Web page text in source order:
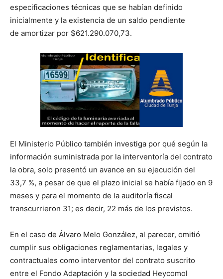
especificaciones técnicas que se habían definido
inicialmente y la existencia de un saldo pendiente
de amortizar por $621.290.070,73.
El Ministerio Público también investiga por qué según la
información suministrada por la interventoría del contrato
la obra, solo presentó un avance en su ejecución del
33,7 %, a pesar de que el plazo inicial se había fijado en 9
meses y para el momento de la auditoría fiscal
transcurrieron 31; es decir, 22 más de los previstos.
En el caso de Álvaro Melo González, al parecer, omitió
cumplir sus obligaciones reglamentarias, legales y
contractuales como interventor del contrato suscrito
entre el Fondo Adaptación y la sociedad Heycomol